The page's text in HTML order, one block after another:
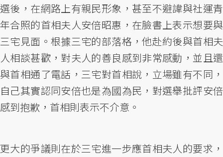
選後，在網路上有親民形象，甚至不避諱與社運青
年合照的首相夫人安倍昭惠，在臉書上表示想要與
三宅見面。根據三宅的部落格，他赴約後與首相夫
人相談甚歡，對夫人的善良感到非常感動，並且還
與首相通了電話，三宅對首相說，立場雖有不同，
自己其實認同安倍也是為國為民，對選舉批評安倍
感到抱歉，首相則表示不介意。
更大的爭議則在於三宅進一步應首相夫人的要求，